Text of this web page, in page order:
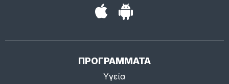
ΠΡΟΓΡΑΜΜΑΤΑ
Υγεία